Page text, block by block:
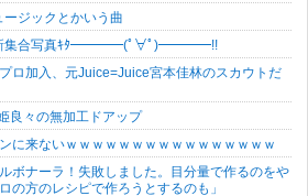
ジックとかいう曲
新集合写真ｷﾀ━━━━(ﾟ∀ﾟ)━━━━!!
ロ加入、元Juice=Juice宮本佳林のスカウトだ
良々の無加工ドアップ
に来ないｗｗｗｗｗｗｗｗｗｗｗｗｗｗｗｗ
ボナーラ！失敗しました。目分量で作るのをや
の方のレシピで作ろうとするのも」